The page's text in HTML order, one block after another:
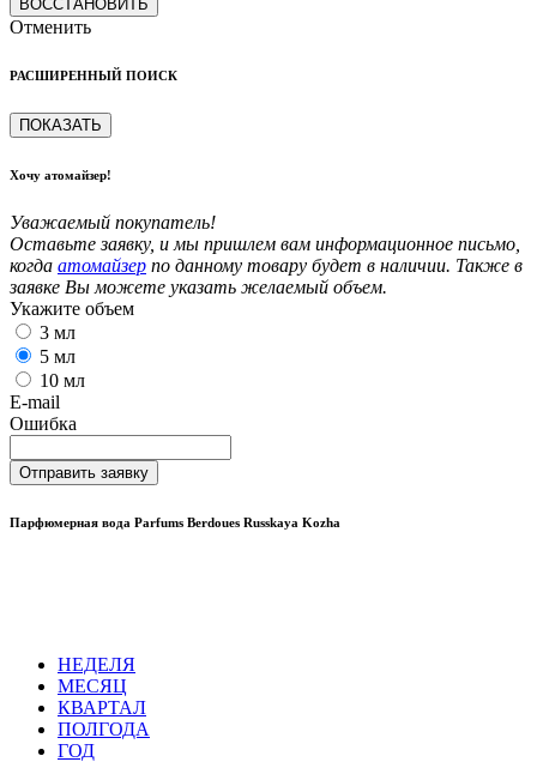
ВОССТАНОВИТЬ
Отменить
РАСШИРЕННЫЙ ПОИСК
ПОКАЗАТЬ
Хочу атомайзер!
Уважаемый покупатель!
Оставьте заявку, и мы пришлем вам информационное письмо,
когда атомайзер по данному товару будет в наличии. Также в
заявке Вы можете указать желаемый объем.
Укажите объем
3 мл
5 мл
10 мл
E-mail
Ошибка
Отправить заявку
Парфюмерная вода Parfums Berdoues Russkaya Kozha
НЕДЕЛЯ
МЕСЯЦ
КВАРТАЛ
ПОЛГОДА
ГОД